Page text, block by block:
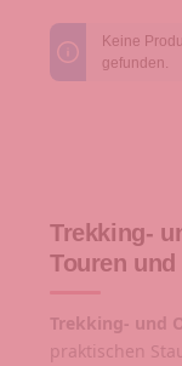
Keine
gefunden.
Trekking-
Touren
Trekking- und
praktischen